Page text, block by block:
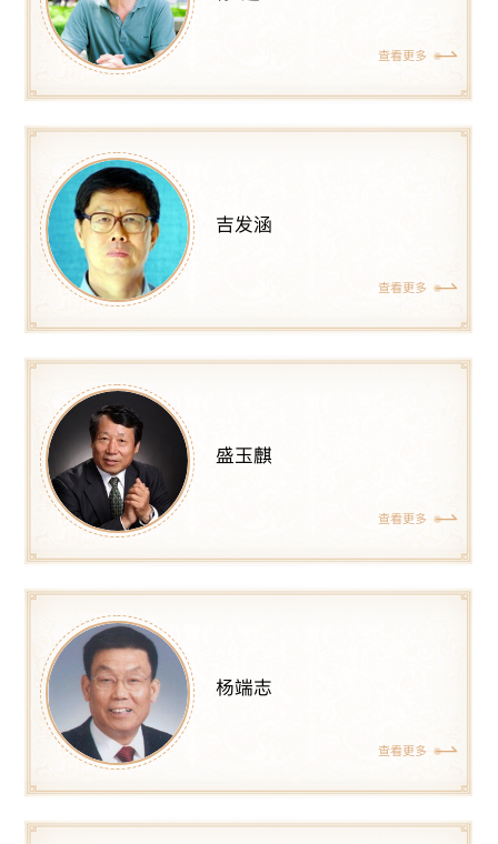
查看更多
吉发涵
查看更多
盛玉麒
查看更多
杨端志
查看更多